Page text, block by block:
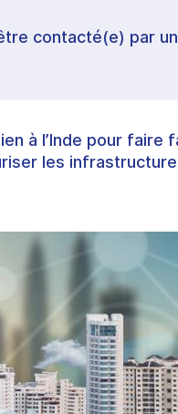
contacté(e) par un
à l’Inde pour faire
les